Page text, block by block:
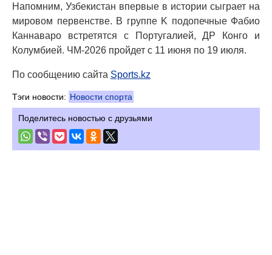
Напомним, Узбекистан впервые в истории сыграет на
мировом первенстве. В группе K подопечные Фабио
Каннаваро встретятся с Португалией, ДР Конго и
Колумбией. ЧМ-2026 пройдет с 11 июня по 19 июля.
По сообщению сайта Sports.kz
Тэги новости: Новости спорта
Поделитесь новостью с друзьями